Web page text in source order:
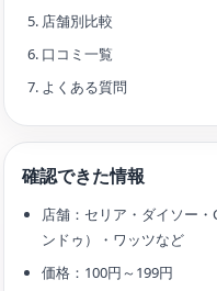
店舗別比較
口コミ一覧
よくある質問
確認できた情報
店舗：セリア・ダイソー・
ンドゥ）・ワッツなど
価格：100円～199円